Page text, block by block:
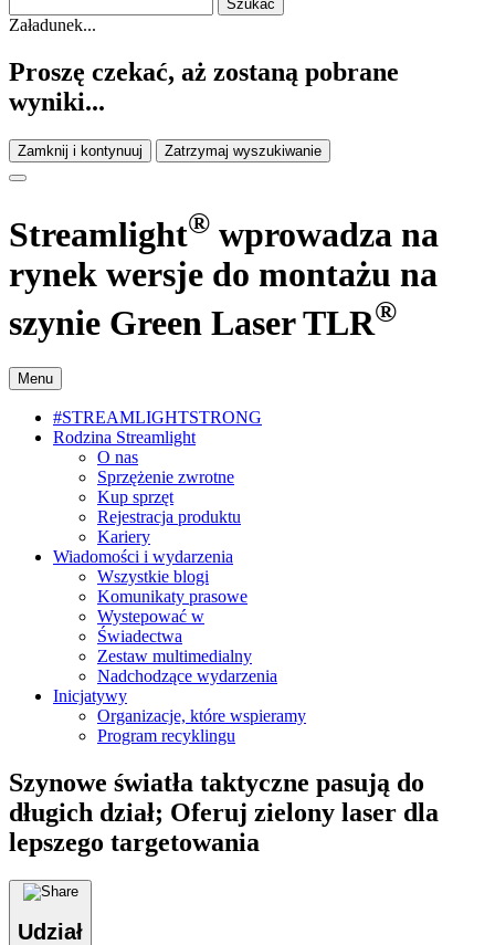
Załadunek...
Proszę czekać, aż zostaną pobrane
wyniki...
Zamknij i kontynuuj Zatrzymaj wyszukiwanie
Streamlight® wprowadza na
rynek wersje do montażu na
szynie Green Laser TLR®
Menu
#STREAMLIGHTSTRONG
Rodzina Streamlight
O nas
Sprzężenie zwrotne
Kup sprzęt
Rejestracja produktu
Kariery
Wiadomości i wydarzenia
Wszystkie blogi
Komunikaty prasowe
Wystepować w
Świadectwa
Zestaw multimedialny
Nadchodzące wydarzenia
Inicjatywy
Organizacje, które wspieramy
Program recyklingu
Szynowe światła taktyczne pasują do
długich dział; Oferuj zielony laser dla
lepszego targetowania
Udział